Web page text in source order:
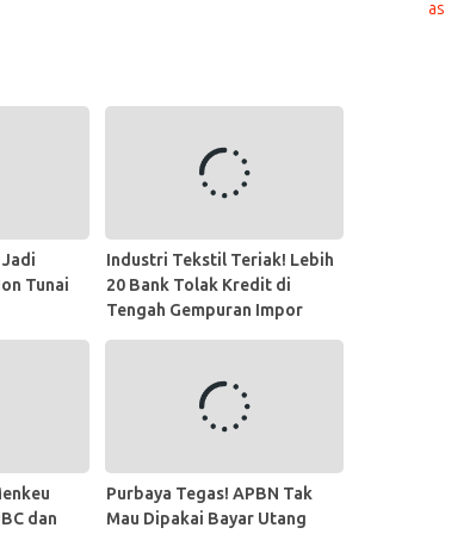
Tunai
Industri Tekstil Teriak! Lebih
20 Bank Tolak Kredit di
Tengah Gempuran Impor
Ilegal
dan
Purbaya Tegas! APBN Tak
Mau Dipakai Bayar Utang